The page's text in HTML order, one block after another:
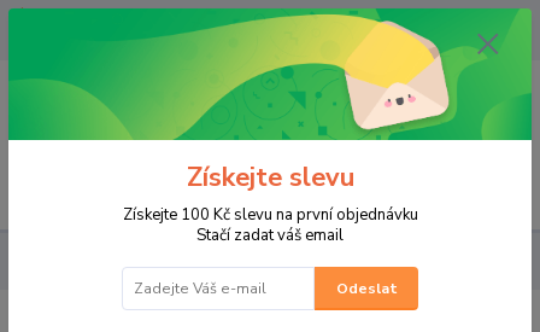
OPAVA 733537099/HLUČÍN
734541648/OLOMOUC 734593593
0,00 CZK
PRO JEZDCE CHRÁNIČE Ledvinový pás W-TEC TWG-00G173
Získejte slevu
Získejte 100 Kč slevu na první objednávku
Stačí zadat váš email
Odeslat